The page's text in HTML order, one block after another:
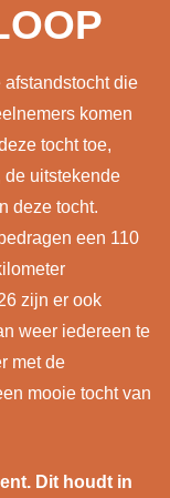
afstandstocht die
komen
tocht toe,
de uitstekende
deze tocht.
een 110
zijn er ook
weer iedereen te
met de
mooie tocht van
Dit houdt in